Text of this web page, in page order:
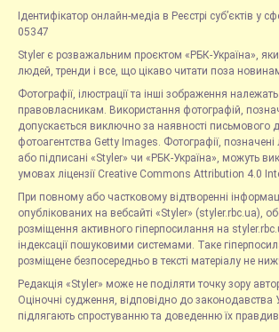
Ідентифікатор онлайн-медіа в Реєстрі суб’єктів у
05347
Styler є розважальним проєктом «РБК-Україна»,
людей, тренди і все, що цікаво читати поза
Фотографії, ілюстрації та інші зображення належать
правовласникам. Використання фотографій,
допускається виключно за наявності письмового
фотоагентства Getty Images. Фотографії,
або підписані «Styler» чи «РБК-Україна», можуть
умовах ліцензії Creative Commons Attribution 4.0
При повному або частковому відтворенні
опублікованих на вебсайті «Styler» (styler.rbc.ua),
розміщення активного гіперпосилання на
індексації пошуковими системами. Таке
розміщене безпосередньо в тексті матеріалу не
Редакція «Styler» може не поділяти точку зору
Оціночні судження, відповідно до законодавства
підлягають спростуванню та доведенню їх